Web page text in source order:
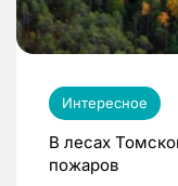
Интересное
В лесах
пожаров